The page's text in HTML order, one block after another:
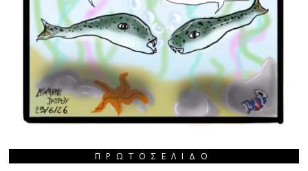
ΠΡΩΤΟΣΈΛΙΔΟ